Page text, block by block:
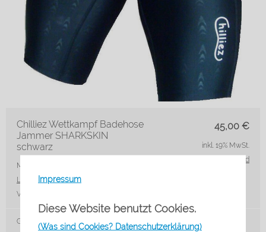
Impressum
Diese Website benutzt Cookies.
(Was sind Cookies? Datenschutzerklärung)
45,00 €
Chilliez Wettkampf Badehose
Jammer SHARKSKIN
schwarz
Marke: Chilliez
Lieferzeit*:3-5 Werktage
VE:
inkl. 19% MwSt.
zzgl. Versand
Größe